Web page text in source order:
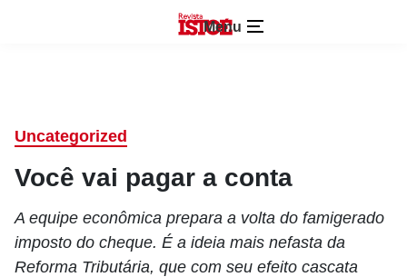
Menu
Uncategorized
Você vai pagar a conta
A equipe econômica prepara a volta do famigerado
imposto do cheque. É a ideia mais nefasta da
Reforma Tributária, que com seu efeito cascata